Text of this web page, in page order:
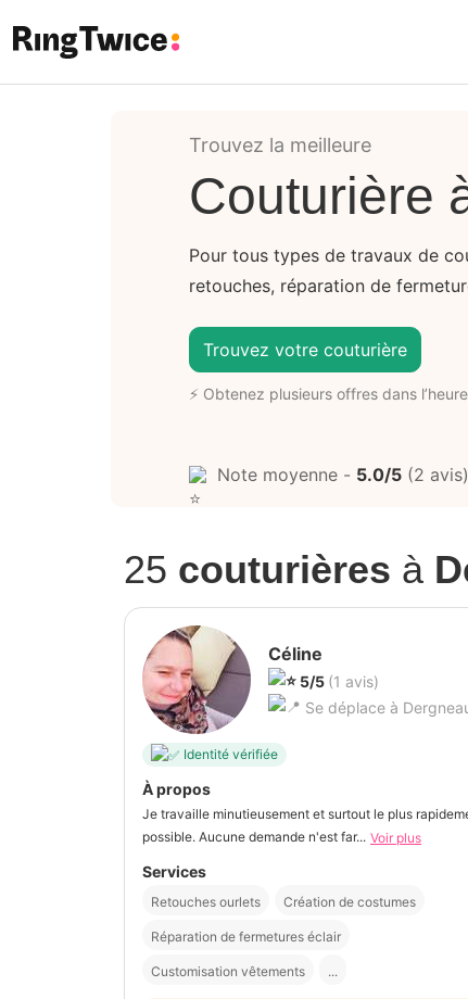
Trouvez la meilleure
Couturière
Pour tous types de travaux de
retouches, réparation de
Trouvez votre couturière
⚡ Obtenez plusieurs offres dans l’heure
Note moyenne - 5.0/5 (2 avis)
25 couturières à
Céline
5/5 (1 avis)
Se déplace à
Identité vérifiée
À propos
Je travaille minutieusement et surtout le plus
possible. Aucune demande n'est far... Voir plus
Services
Retouches ourlets Création de costumes
Réparation de fermetures éclair
Customisation vêtements ...